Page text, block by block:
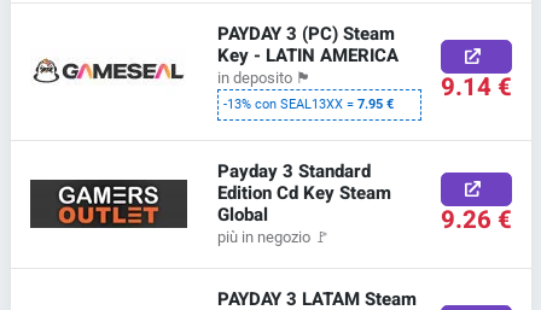
PAYDAY 3 (PC) Steam
Key - LATIN AMERICA
in deposito 🏴
-13% con SEAL13XX =7.95 € 9.14 €
Payday 3 Standard
Edition Cd Key Steam
Global
più in negozio 🚩 9.26 €
PAYDAY 3 LATAM Steam